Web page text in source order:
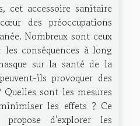
cet accessoire sanitaire
des préoccupations
Nombreux sont ceux
conséquences à long
sur la santé de la
ils provoquer des
Quelles sont les mesures
les effets ? Ce
d'explorer les